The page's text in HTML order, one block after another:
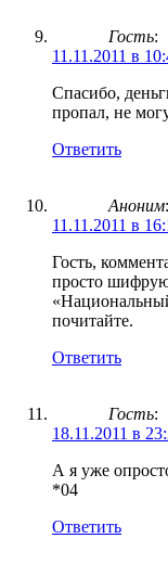
Гость:
11.11.2011 в
Спасибо,
пропал, не
Ответить
Аноним:
11.11.2011 в
Гость,
просто
почитайте.
Ответить
Гость:
18.11.2011 в
А я уже
*04
Ответить